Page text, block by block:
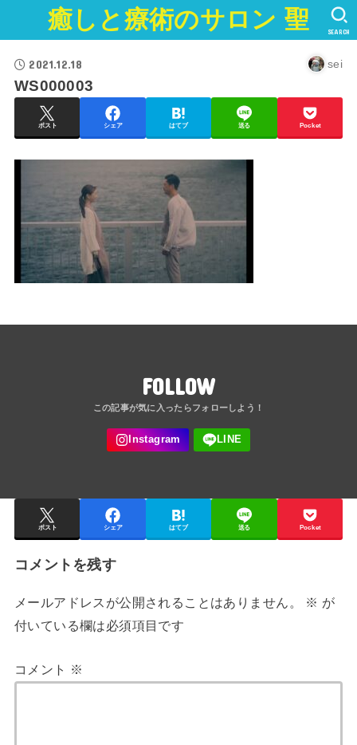
癒しと療術のサロン 聖 SEARCH
2021.12.18 sei
WS000003
ポスト シェア はてブ 送る Pocket
FOLLOW
ポスト シェア はてブ 送る Pocket
コメントを残す
メールアドレスが公開されることはありません。 ※ が
付いている欄は必須項目です
コメント ※